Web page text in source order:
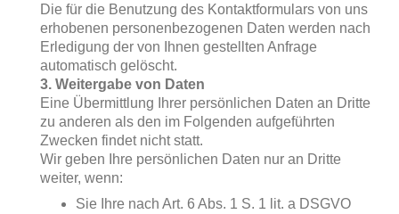
Die für die Benutzung des Kontaktformulars von uns
erhobenen personenbezogenen Daten werden nach
Erledigung der von Ihnen gestellten Anfrage
automatisch gelöscht.
3. Weitergabe von Daten
Eine Übermittlung Ihrer persönlichen Daten an Dritte
zu anderen als den im Folgenden aufgeführten
Zwecken findet nicht statt.
Wir geben Ihre persönlichen Daten nur an Dritte
weiter, wenn:
Sie Ihre nach Art. 6 Abs. 1 S. 1 lit. a DSGVO